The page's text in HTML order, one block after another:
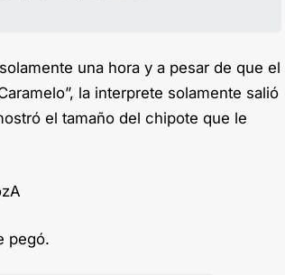
una hora y a pesar de que el
la interprete solamente salió
el tamaño del chipote que le
pegó.